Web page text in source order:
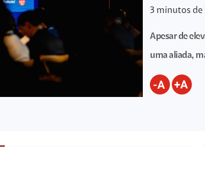
3 minutos de
Apesar de
uma aliada,